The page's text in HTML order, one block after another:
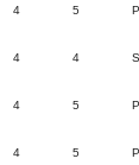
4 5
4 4
4 5
4 5